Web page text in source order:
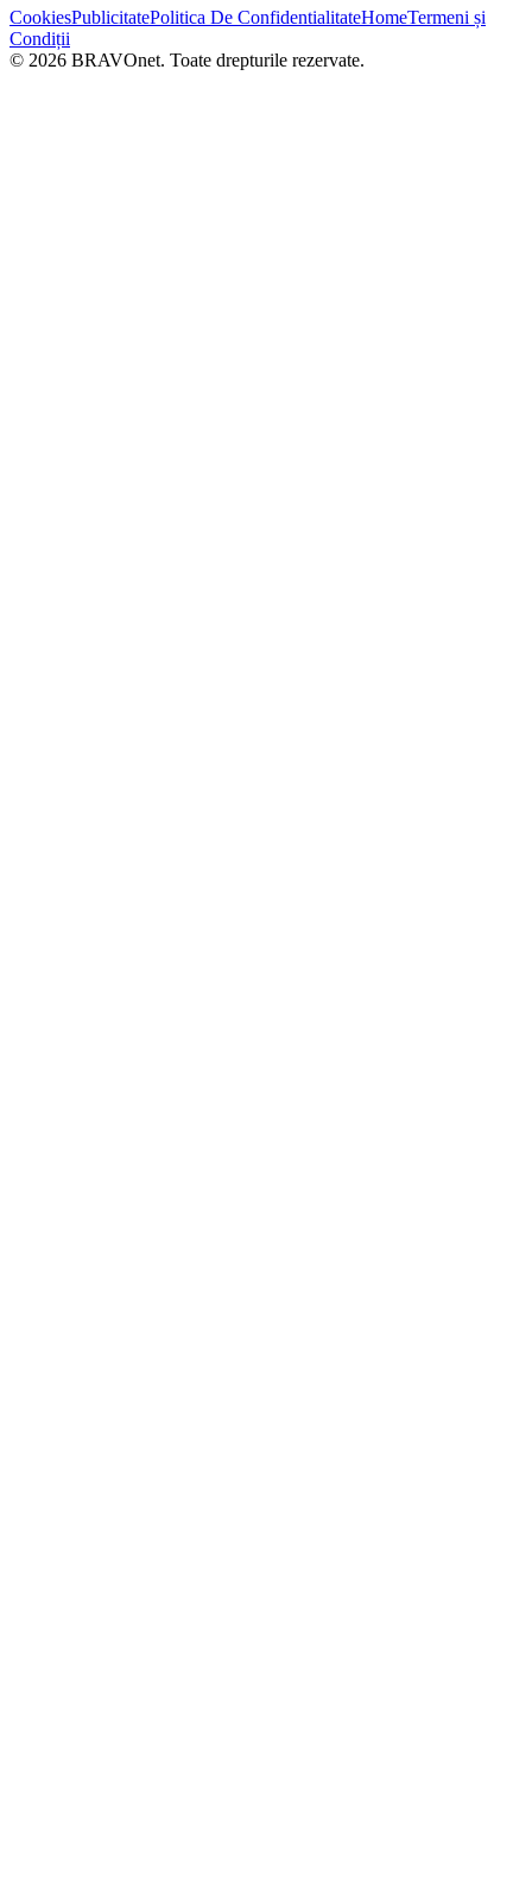
CookiesPublicitatePolitica De ConfidentialitateHomeTermeni și
Condiții
© 2026 BRAVOnet. Toate drepturile rezervate.